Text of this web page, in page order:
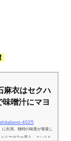
麻衣はセクハ
噌汁にマヨ
4025
に出演。独特の味覚が発覚し
うマヨラー星人」というも